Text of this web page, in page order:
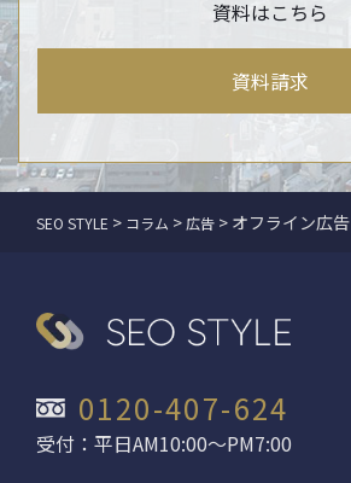
資料はこちら
資料請求
SEO STYLE > コラム > 広告 > オフライン広告
0120-407-624
受付：平日AM10:00〜PM7:00